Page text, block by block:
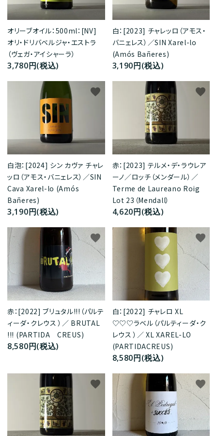
オリーブオイル：500ml：[NV]
オリ・ドリバベルジャ・エストラ
（ヴェガ・アイシャーラ）
3,780円(税込)
白：[2023] チャレッロ（アモス・
バニェレス）／SIN Xarel-lo
(Amós Bañeres)
3,190円(税込)
白泡：[2024] シン カヴァ チャレ
ッロ（アモス・バニェレス）／SIN
Cava Xarel-lo (Amós
Bañeres)
3,190円(税込)
favorite
赤：[2023] テルメ・デ・ラウレア
ーノ／ロッチ（メンダール）／
Terme de Laureano Roig
Lot 23（Mendall）
4,620円(税込)
favorite
赤：[2022] ブリュタル!!!（パルテ
ィーダ・クレウス ）／ BRUTAL
!!! (PARTIDA CREUS)
8,580円(税込)
favorite
白：[2022] チャレロ XL
♡♡♡ラベル（パルティーダ・ク
レウス ）／ XL XAREL-LO
(PARTIDACREUS)
8,580円(税込)
favorite
favorite favorite